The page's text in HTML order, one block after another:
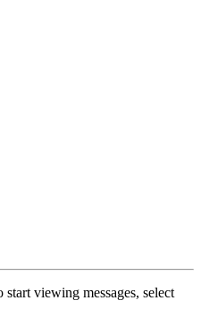
viewing messages, select